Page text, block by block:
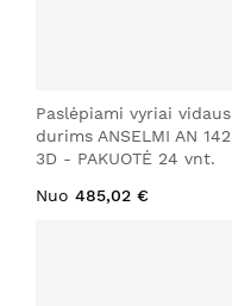
Paslėpiami vyriai vidaus
durims ANSELMI AN 142
3D - PAKUOTĖ 24 vnt.
Nuo 485,02 €